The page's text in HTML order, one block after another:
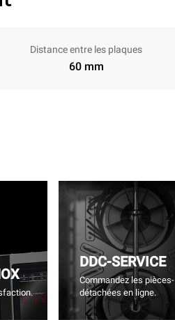
Distance entre les plaques
60 mm
DDC-SERVICE
Commandez les pièces-
détachées en ligne.